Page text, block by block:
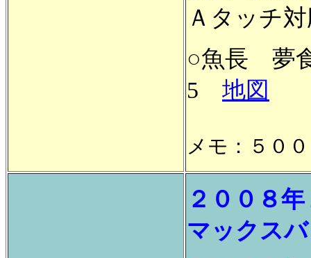
Ａタッチ
○魚長 夢
5 地図
メモ：５０
２００８
マックス